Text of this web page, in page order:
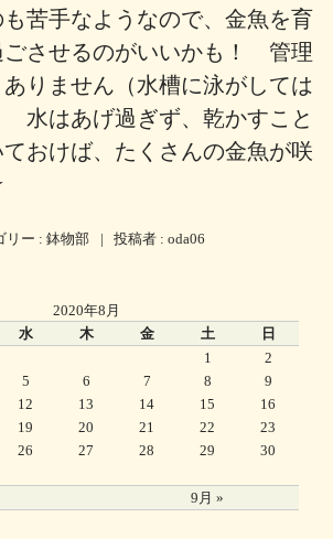
苦手なようなので、金魚を育
ごさせるのがいいかも！ 管理
りません（水槽に泳がしては
水はあげ過ぎず、乾かすこと
おけば、たくさんの金魚が咲
リー : 鉢物部 | 投稿者 : oda06
2020年8月
水 木 金 土 日
9月 »
1
2
5 6 7 8
9
12 13 14 15
16
19 20 21 22
23
26 27 28 29
30